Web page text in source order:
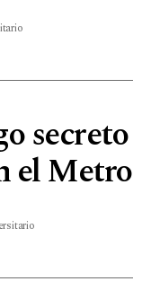
secreto
el Metro